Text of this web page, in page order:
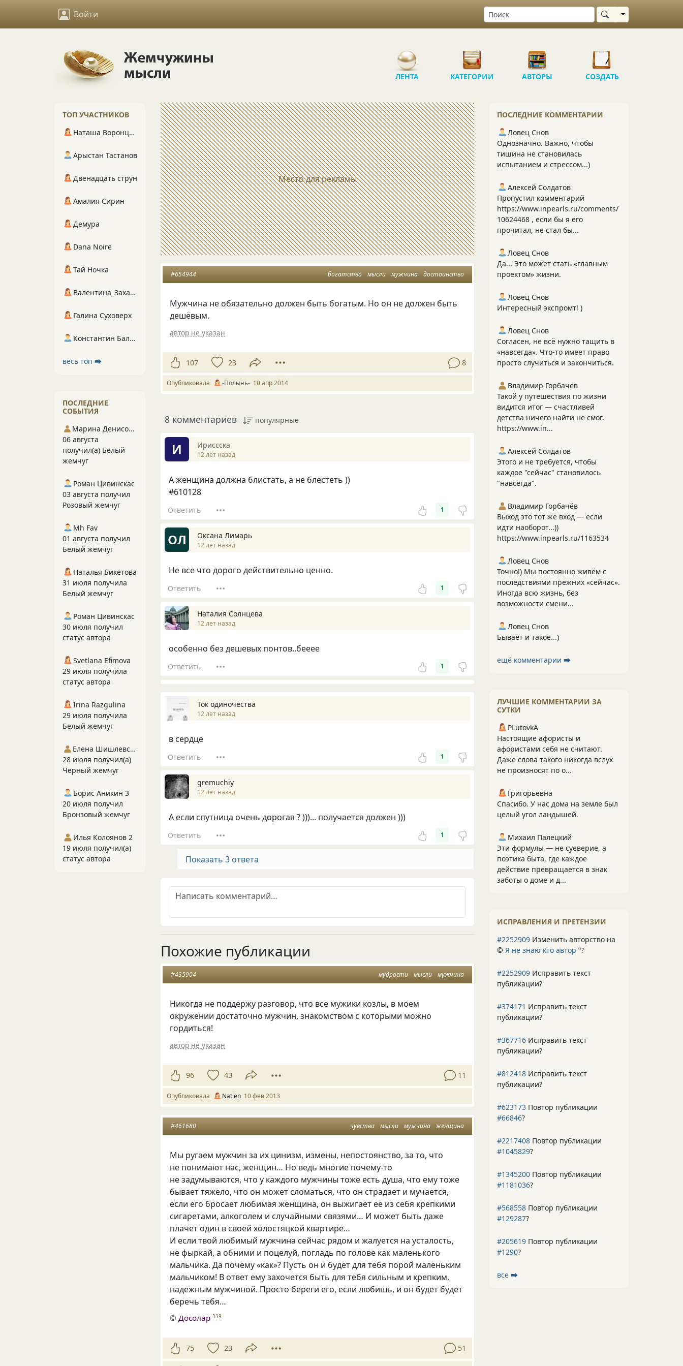
Войти Выбрать область
ЛЕНТА КАТЕГОРИИ АВТОРЫ СОЗДАТЬ
Место для рекламы
богатство мысли мужчина достоинство
#654944
Мужчина не обязательно должен быть богатым. Но он не должен быть
дешёвым.
автор не указан
107 23 8
Опубликовала -Полынь- 10 апр 2014
8 комментариев популярные
И Ириссска
12 лет назад
А женщина должна блистать, а не блестеть ))
#610128
Ответить 1
ОЛ Оксана Лимарь
12 лет назад
Не все что дорого действительно ценно.
Ответить 1
Наталия Солнцева
12 лет назад
особенно без дешевых понтов..бееее
Ответить 1
Ток одиночества
12 лет назад
в сердце
Ответить 1
gremuchiy
12 лет назад
А если спутница очень дорогая ? )))... получается должен )))
Ответить 1
Показать 3 ответа
Похожие публикации
мудрости мысли мужчина
#435904
Никогда не поддержу разговор, что все мужики козлы, в моем
окружении достаточно мужчин, знакомством с которыми можно
гордиться!
автор не указан
96 43 11
Опубликовала Natlen 10 фев 2013
чувства мысли мужчина женщина
#461680
Мы ругаем мужчин за их цинизм, измены, непостоянство, за то, что
не понимают нас, женщин… Но ведь многие почему-то
не задумываются, что у каждого мужчины тоже есть душа, что ему тоже
бывает тяжело, что он может сломаться, что он страдает и мучается,
если его бросает любимая женщина, он выжигает ее из себя крепкими
сигаретами, алкоголем и случайными связями… И может быть даже
плачет один в своей холостяцкой квартире…
И если твой любимый мужчина сейчас рядом и жалуется на усталость,
не фыркай, а обними и поцелуй, погладь по голове как маленького
мальчика. Да почему«как»? Пусть он и будет для тебя порой маленьким
мальчиком! В ответ ему захочется быть для тебя сильным и крепким,
надежным мужчиной. Просто береги его, если любишь, и он будет будет
беречь тебя…
©Досолар 339
75 23 51
ПОСЛЕДНИЕ КОММЕНТАРИИ
Ловец Снов
Однозначно. Важно, чтобы
тишина не становилась
испытанием и стрессом...)
Алексей Солдатов
Пропустил комментарий
https://www.inpearls.ru/comments/
10624468 , если бы я его
прочитал, не стал бы...
Ловец Снов
Да... Это может стать «главным
проектом» жизни.
Ловец Снов
Интересный экспромт! )
Ловец Снов
Согласен, не всё нужно тащить в
«навсегда». Что‑то имеет право
просто случиться и закончиться.
Владимир Горбачёв
Такой у путешествия по жизни
видится итог — счастливей
детства ничего найти не смог.
https://www.in...
Алексей Солдатов
Этого и не требуется, чтобы
каждое "сейчас" становилось
"навсегда".
Владимир Горбачёв
Выход это тот же вход — если
идти наоборот...))
https://www.inpearls.ru/1163534
Ловец Снов
Точно!) Мы постоянно живём с
последствиями прежних «сейчас».
Иногда всю жизнь, без
возможности смени...
Ловец Снов
Бывает и такое...)
ещё комментарии ⮕
ЛУЧШИЕ КОММЕНТАРИИ ЗА
СУТКИ
PLutоvkА
Настоящие афористы и
афористами себя не считают.
Даже слова такого никогда вслух
не произносят по о...
Григорьевна
Спасибо. У нас дома на земле был
целый угол ландышей.
Михаил Палецкий
Эти формулы — не суеверие, а
поэтика быта, где каждое
действие превращается в знак
заботы о доме и д...
ИСПРАВЛЕНИЯ И ПРЕТЕНЗИИ
#2252909 Изменить авторство на
© Я не знаю кто автор 0?
#2252909 Исправить текст
публикации?
#374171 Исправить текст
публикации?
#367716 Исправить текст
публикации?
#812418 Исправить текст
публикации?
#623173 Повтор публикации
#66846?
#2217408 Повтор публикации
#1045829?
#1345200 Повтор публикации
#1181036?
#568558 Повтор публикации
#129287?
#205619 Повтор публикации
#1290?
все ⮕
ТОП УЧАСТНИКОВ
Наташа Воронцова
Арыстан Тастанов
Двенадцать струн
Амалия Сирин
Демура
Dana Noire
Тай Ночка
Валентина_Захарова
Галина Суховерх
Константин Балухта
весь топ ⮕
ПОСЛЕДНИЕ
СОБЫТИЯ
Марина Денисова 5
06 августа
получил(а) Белый
жемчуг
Роман Цивинскас
03 августа получил
Розовый жемчуг
Mh Fav
01 августа получил
Белый жемчуг
Наталья Бикетова
31 июля получила
Белый жемчуг
Роман Цивинскас
30 июля получил
статус автора
Svetlana Efimova
29 июля получила
статус автора
Irina Razgulina
29 июля получила
Белый жемчуг
Елена Шишлевская
28 июля получил(а)
Черный жемчуг
Борис Аникин 3
20 июля получил
Бронзовый жемчуг
Илья Колоянов 2
19 июля получил(а)
статус автора